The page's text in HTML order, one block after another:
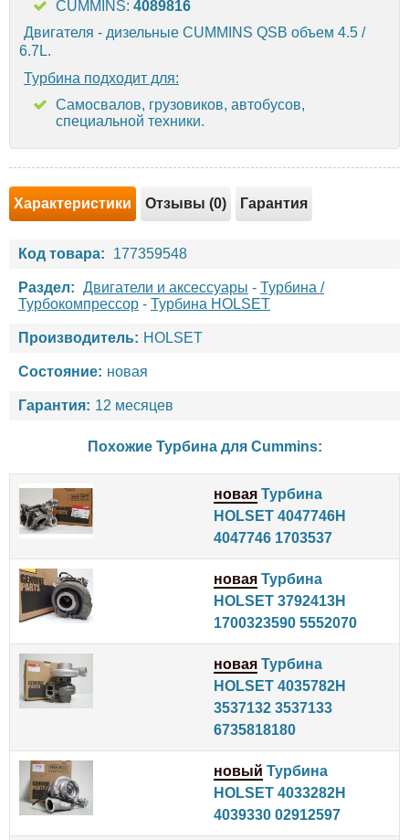
CUMMINS: 4089816
Двигателя - дизельные CUMMINS QSB объем 4.5 /
6.7L.
Турбина подходит для:
Самосвалов, грузовиков, автобусов,
специальной техники.
Характеристики Отзывы (0) Гарантия
Код товара: 177359548
Раздел: Двигатели и аксессуары - Турбина /
Турбокомпрессор - Турбина HOLSET
Производитель: HOLSET
Состояние: новая
Гарантия: 12 месяцев
Похожие Турбина для Cummins:
новая Турбина
HOLSET 4047746H
4047746 1703537
новая Турбина
HOLSET 3792413H
1700323590 5552070
новая Турбина
HOLSET 4035782H
3537132 3537133
6735818180
новый Турбина
HOLSET 4033282H
4039330 02912597